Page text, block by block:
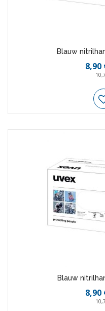
Blauw
8,90
Blauw
8,90